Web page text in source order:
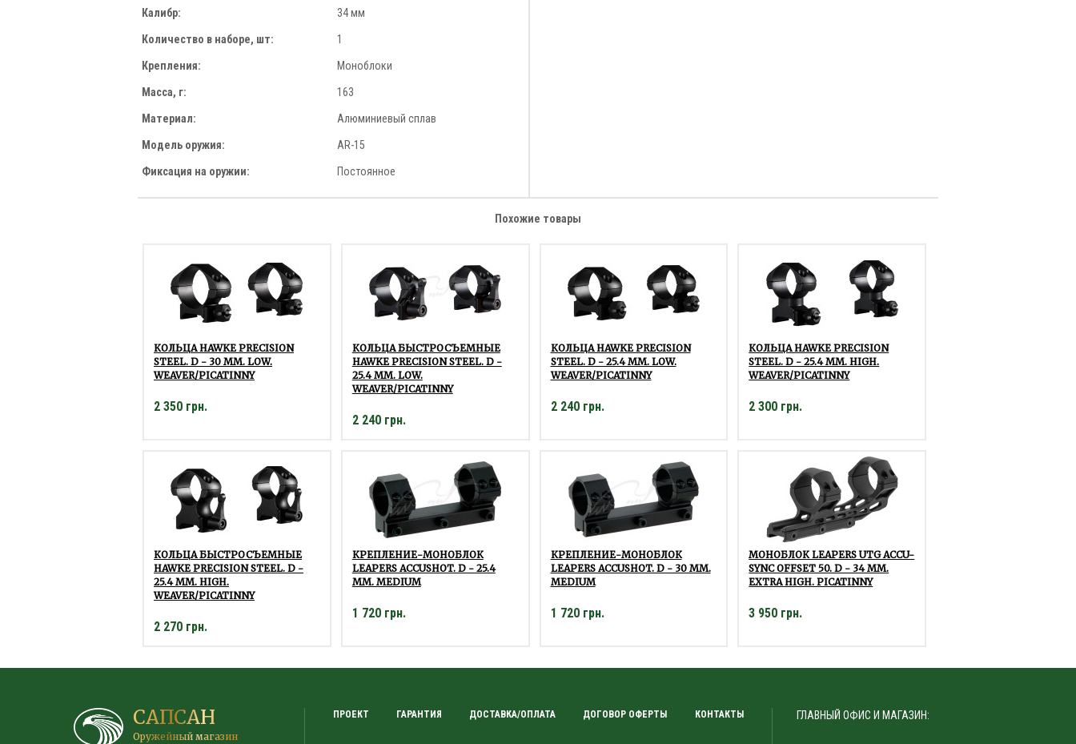
Калибр: 34 мм
Количество в наборе, шт: 1
Крепления: Моноблоки
Масса, г: 163
Материал: Алюминиевый сплав
Модель оружия: AR-15
Фиксация на оружии: Постоянное
Похожие товары
КОЛЬЦА HAWKE PRECISION
STEEL. D - 30 ММ. LOW.
WEAVER/PICATINNY
2 350 грн.
КОЛЬЦА БЫСТРОСЪЕМНЫЕ
HAWKE PRECISION STEEL. D -
25.4 ММ. LOW.
WEAVER/PICATINNY
2 240 грн.
КОЛЬЦА HAWKE PRECISION
STEEL. D - 25.4 ММ. LOW.
WEAVER/PICATINNY
2 240 грн.
КОЛЬЦА HAWKE PRECISION
STEEL. D - 25.4 ММ. HIGH.
WEAVER/PICATINNY
2 300 грн.
КОЛЬЦА БЫСТРОСЪЕМНЫЕ
HAWKE PRECISION STEEL. D -
25.4 ММ. HIGH.
WEAVER/PICATINNY
2 270 грн.
КРЕПЛЕНИЕ-МОНОБЛОК
LEAPERS ACCUSHOT. D - 25.4
ММ. MEDIUM
1 720 грн.
КРЕПЛЕНИЕ-МОНОБЛОК
LEAPERS ACCUSHOT. D - 30 ММ.
MEDIUM
1 720 грн.
МОНОБЛОК LEAPERS UTG ACCU-
SYNC OFFSET 50. D - 34 ММ.
EXTRA HIGH. PICATINNY
3 950 грн.
САПСАН
Оружейный магазин
ПРОЕКТ ГАРАНТИЯ ДОСТАВКА/ОПЛАТА ДОГОВОР ОФЕРТЫ КОНТАКТЫ ГЛАВНЫЙ ОФИС И МАГАЗИН: